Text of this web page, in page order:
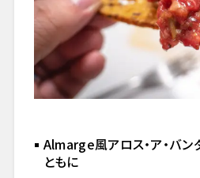
Almarge風アロス・ア・バ
ともに